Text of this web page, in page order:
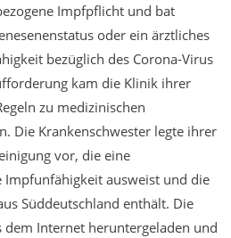
Impfpflicht und bat
oder ein ärztliches
bezüglich des Corona-Virus
kam die Klinik ihrer
zu medizinischen
Die Krankenschwester legte ihrer
vor, die eine
Impfunfähigkeit ausweist und die
Süddeutschland enthält. Die
dem Internet heruntergeladen und